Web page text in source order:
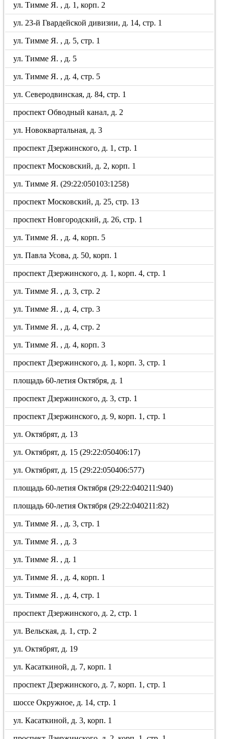
ул. Тимме Я. , д. 1, корп. 2
ул. 23-й Гвардейской дивизии, д. 14, стр. 1
ул. Тимме Я. , д. 5, стр. 1
ул. Тимме Я. , д. 5
ул. Тимме Я. , д. 4, стр. 5
ул. Северодвинская, д. 84, стр. 1
проспект Обводный канал, д. 2
ул. Новоквартальная, д. 3
проспект Дзержинского, д. 1, стр. 1
проспект Московский, д. 2, корп. 1
ул. Тимме Я. (29:22:050103:1258)
проспект Московский, д. 25, стр. 13
проспект Новгородский, д. 26, стр. 1
ул. Тимме Я. , д. 4, корп. 5
ул. Павла Усова, д. 50, корп. 1
проспект Дзержинского, д. 1, корп. 4, стр. 1
ул. Тимме Я. , д. 3, стр. 2
ул. Тимме Я. , д. 4, стр. 3
ул. Тимме Я. , д. 4, стр. 2
ул. Тимме Я. , д. 4, корп. 3
проспект Дзержинского, д. 1, корп. 3, стр. 1
площадь 60-летия Октября, д. 1
проспект Дзержинского, д. 3, стр. 1
проспект Дзержинского, д. 9, корп. 1, стр. 1
ул. Октябрят, д. 13
ул. Октябрят, д. 15 (29:22:050406:17)
ул. Октябрят, д. 15 (29:22:050406:577)
площадь 60-летия Октября (29:22:040211:940)
площадь 60-летия Октября (29:22:040211:82)
ул. Тимме Я. , д. 3, стр. 1
ул. Тимме Я. , д. 3
ул. Тимме Я. , д. 1
ул. Тимме Я. , д. 4, корп. 1
ул. Тимме Я. , д. 4, стр. 1
проспект Дзержинского, д. 2, стр. 1
ул. Вельская, д. 1, стр. 2
ул. Октябрят, д. 19
ул. Касаткиной, д. 7, корп. 1
проспект Дзержинского, д. 7, корп. 1, стр. 1
шоссе Окружное, д. 14, стр. 1
ул. Касаткиной, д. 3, корп. 1